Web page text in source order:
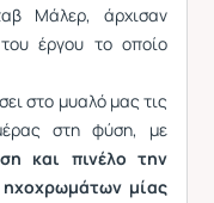
Μάλερ, άρχισαν
έργου το οποίο
στο μυαλό μας τις
στη φύση, με
και πινέλο την
μίας